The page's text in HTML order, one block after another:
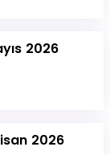
2026
2026